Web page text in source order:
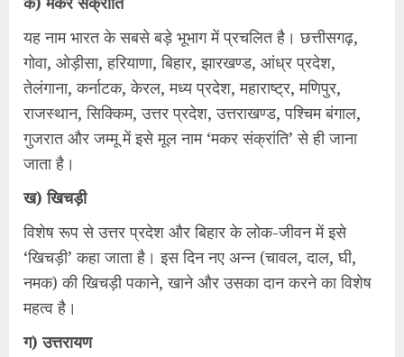
यह नाम भारत के सबसे बड़े भूभाग में प्रचलित है। छत्तीसगढ़,
गोवा, ओड़ीसा, हरियाणा, बिहार, झारखण्ड, आंध्र प्रदेश,
तेलंगाना, कर्नाटक, केरल, मध्य प्रदेश, महाराष्ट्र, मणिपुर,
राजस्थान, सिक्किम, उत्तर प्रदेश, उत्तराखण्ड, पश्चिम बंगाल,
गुजरात और जम्मू में इसे मूल नाम ‘मकर संक्रांति’ से ही जाना
जाता है।
ख) खिचड़ी
विशेष रूप से उत्तर प्रदेश और बिहार के लोक-जीवन में इसे
‘खिचड़ी’ कहा जाता है। इस दिन नए अन्न (चावल, दाल, घी,
नमक) की खिचड़ी पकाने, खाने और उसका दान करने का विशेष
महत्व है।
ग) उत्तरायण